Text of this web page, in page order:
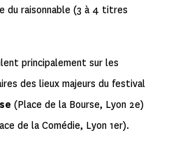
du raisonnable (3 à 4 titres
principalement sur les
des lieux majeurs du festival
(Place de la Bourse, Lyon 2e)
de la Comédie, Lyon 1er).